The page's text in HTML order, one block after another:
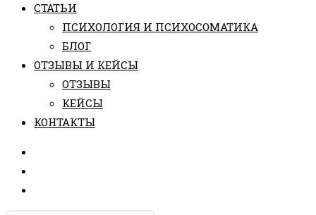
СТАТЬИ
ПCИХОЛОГИЯ И ПСИХОСОМАТИКА
БЛОГ
ОТЗЫВЫ И КЕЙСЫ
ОТЗЫВЫ
КЕЙСЫ
КОНТАКТЫ